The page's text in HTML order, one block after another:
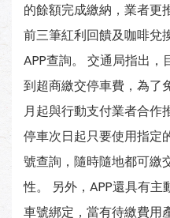
的餘額完成繳納，業者更
前三筆紅利回饋及咖啡兌
APP查詢。 交通局指出
到超商繳交停車費，為了
月起與行動支付業者合作
停車次日起只要使用指定
號查詢，隨時隨地都可繳
性。 另外，APP還具有
車號綁定，當有待繳費用